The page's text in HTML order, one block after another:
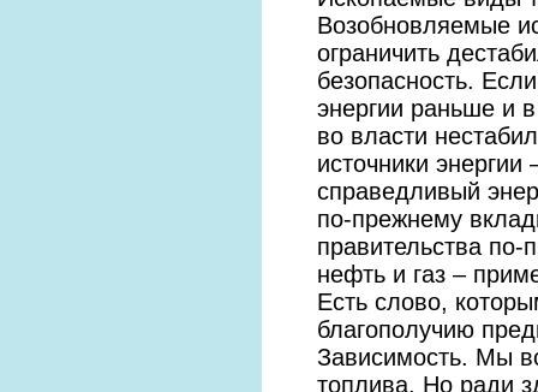
Возобновляемые
ограничить
безопасность.
энергии раньше и
во власти
источники
справедливый
по-прежнему
правительства
нефть и газ –
Есть слово,
благополучию
Зависимость. Мы
топлива. Но ради